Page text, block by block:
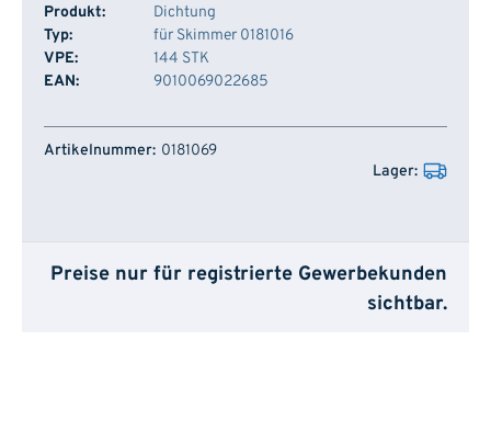
Produkt:
Dichtung
Typ:
für Skimmer 0181016
VPE:
144 STK
EAN:
9010069022685
Artikelnummer Lager
0181069
Preise nur für registrierte Gewerbekunden
sichtbar.